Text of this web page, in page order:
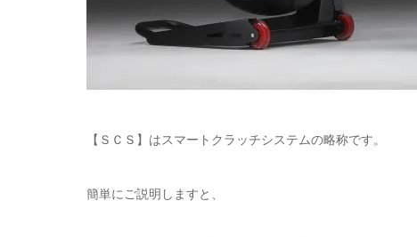
【ＳＣＳ】はスマートクラッチシステムの略称です。
簡単にご説明しますと、